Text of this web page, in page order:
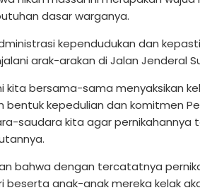
dasar warganya.
kependudukan dan
arak-arakan di Jalan Jenderal
kita bersama-sama menyaksikan
bentuk kepedulian dan komitmen
saudara kita agar pernikahannya
bahwa dengan tercatatnya
beserta anak-anak mereka kelak